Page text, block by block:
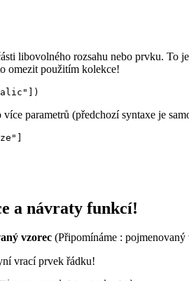
libovolného rozsahu nebo prvku.
omezit použitím kolekce!
parametrů (předchozí syntaxe je
a návraty funkcí!
vzorec (Připomínáme :
vrací prvek řádku!